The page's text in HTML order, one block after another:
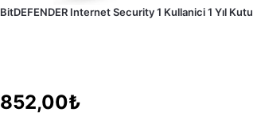
BitDEFENDER Internet Security 1 Kullanici 1 Yıl Kutu
852,00₺